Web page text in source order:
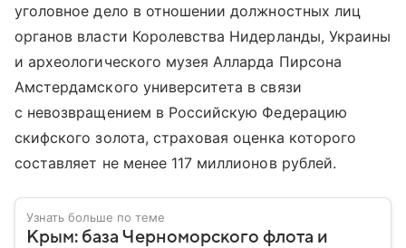
уголовное дело в отношении должностных лиц
органов власти Королевства Нидерланды, Украины
и археологического музея Алларда Пирсона
Амстердамского университета в связи
с невозвращением в Российскую Федерацию
скифского золота, страховая оценка которого
составляет не менее 117 миллионов рублей.
Узнать больше по теме
Крым: база Черноморского флота и